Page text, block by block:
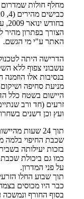
מחלף חולות שמדרום
כבישים מהירים (4, 20) ושל מסילת רכבת (ראשל"צ-אשדוד).
הצורך בפתרון מהיר
האתר ע"י מי הגשם.
הדרישה היתה
עשבוני צפוף ללא
בנסיבות אלו
מניעת סחיפה ושיקום
היישום בשטח כלל
זרעים (חד ורב
ועץ וכן דשנים
תוך 24 שעות
שכבת החיפוי בלמה
בזכות יעילותה
כמו גם ביכולת
על פני המדרון.
תוך שבוע החלו
כבר היו מכוסים
בסוף החורף